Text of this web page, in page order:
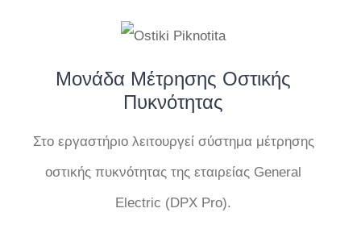
Μονάδα Μέτρησης Οστικής
Πυκνότητας
Στο εργαστήριο λειτουργεί σύστημα μέτρησης
οστικής πυκνότητας της εταιρείας General
Electric (DPX Pro).